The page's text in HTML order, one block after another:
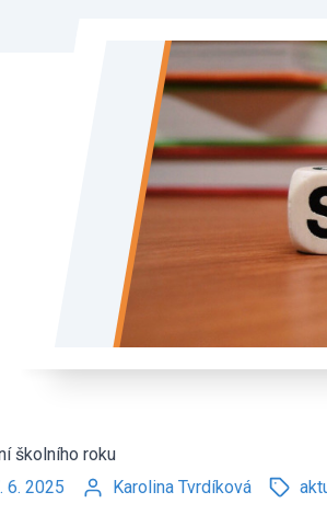
školního roku
6. 2025
Karolina Tvrdíková